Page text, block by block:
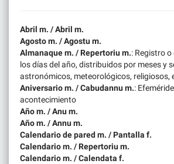
Abril m. / Abril m.
Agosto m. / Agostu m.
Almanaque m. / Repertoriu m.: Registro
los días del año, distribuidos por meses y
astronómicos, meteorológicos, religiosos,
Aniversario m. / Cabudannu m.:
acontecimiento
Año m. / Anu m.
Año m. / Annu m.
Calendario de pared m. / Pantalla f.
Calendario m. / Repertoriu m.
Calendario m. / Calendata f.